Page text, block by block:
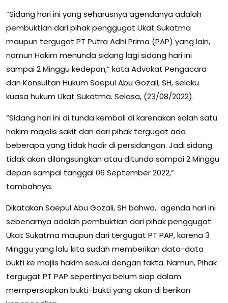
“Sidang hari ini yang seharusnya agendanya adalah
pembuktian dari pihak penggugat Ukat Sukatma
maupun tergugat PT Putra Adhi Prima (PAP) yang lain,
namun Hakim menunda sidang lagi sidang hari ini
sampai 2 Minggu kedepan,” kata Advokat Pengacara
dan Konsultan Hukum Saepul Abu Gozali, SH, selaku
kuasa hukum Ukat Sukatma. Selasa, (23/08/2022).
“Sidang hari ini di tunda kembali di karenakan salah satu
hakim majelis sakit dan dari pihak tergugat ada
beberapa yang tidak hadir di persidangan. Jadi sidang
tidak akan dilangsungkan atau ditunda sampai 2 Minggu
depan sampai tanggal 06 September 2022,”
tambahnya.
Dikatakan Saepul Abu Gozali, SH bahwa, agenda hari ini
sebenarnya adalah pembuktian dari pihak penggugat
Ukat Sukatma maupun dari tergugat PT PAP, karena 3
Minggu yang lalu kita sudah memberikan data-data
bukti ke majlis hakim sesuai dengan fakta. Namun, Pihak
tergugat PT PAP sepertinya belum siap dalam
mempersiapkan bukti-bukti yang akan di berikan